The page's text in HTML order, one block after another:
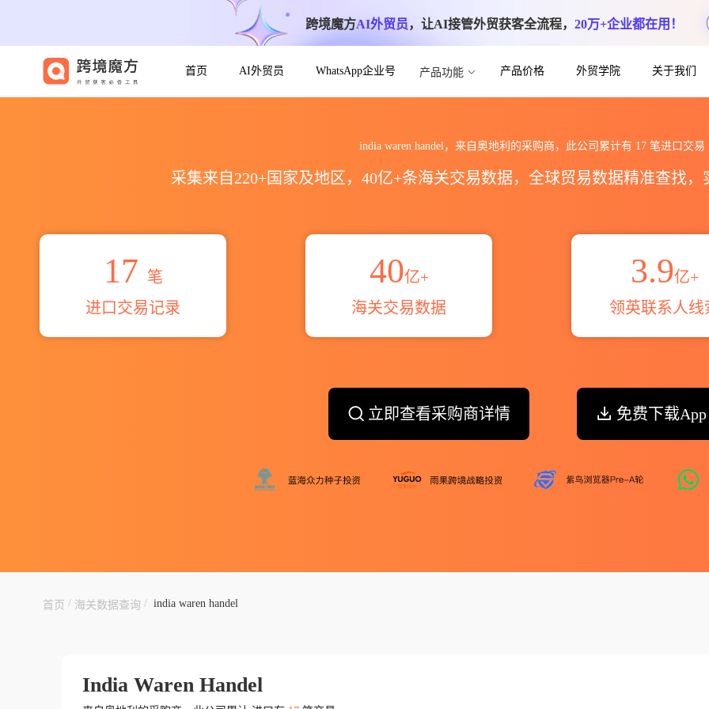
跨境魔方AI外贸员，让AI接管外贸获客全流程， 20万+企业都在用！
首页 AI外贸员 WhatsApp企业号 产品功能 产品价格 外贸学院 关于我们
india waren handel，来自奥地利的采购商，此公司累计有 17笔进口交易
采集来自220+国家及地区，40亿+条海关交易数据，全球贸易数据精准查找
17 笔
进口交易记录
40亿+
海关交易数据
3.9亿+
领英联系人线
立即查看采购商详情 免费下载App
首页 / 海关数据查询 / india waren handel
India Waren Handel